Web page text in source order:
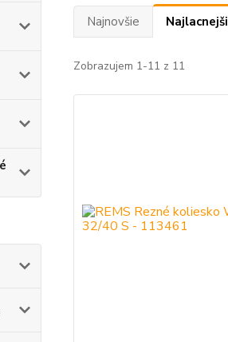
Najnovšie
Zobrazujem 1-11 z 11